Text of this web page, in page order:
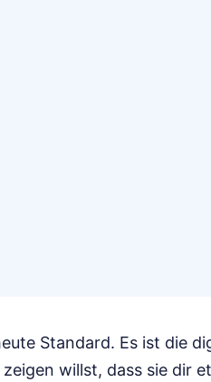
Standard. Es ist die
willst, dass sie dir